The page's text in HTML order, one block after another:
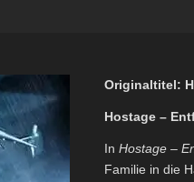
Originaltitel:
Hostage –
In Hostage –
Familie in die